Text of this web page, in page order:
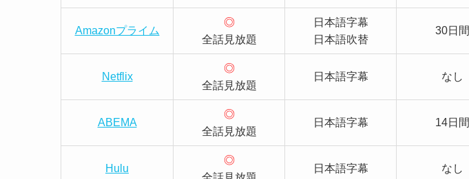
Amazonプライム
◎
全話見放題
日本語字幕
日本語吹替
30日間
Netflix
◎
全話見放題
日本語字幕 なし
ABEMA
◎
全話見放題
日本語字幕 14日間
Hulu
◎
日本語字幕 なし